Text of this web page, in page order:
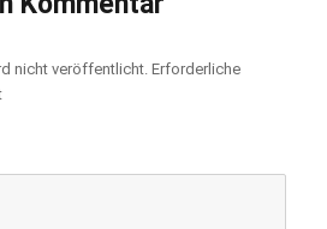
nicht veröffentlicht. Erforderliche